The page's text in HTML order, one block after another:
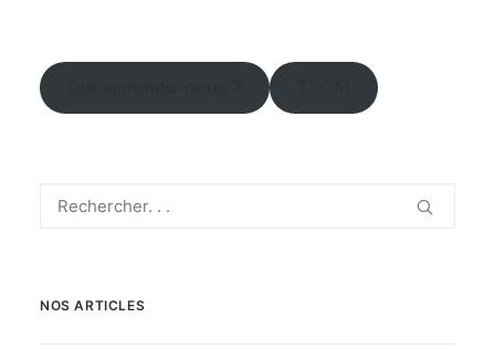
NOS ARTICLES